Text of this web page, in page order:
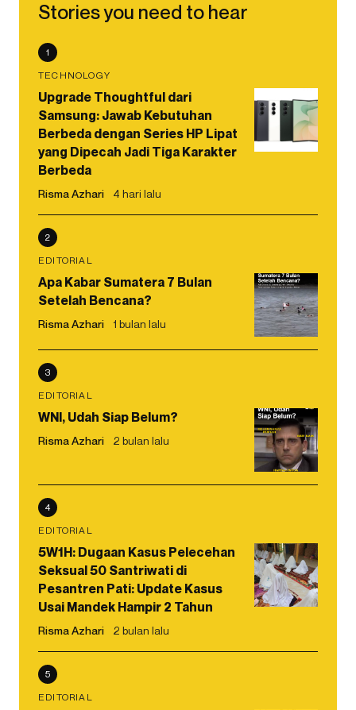
Stories you need to hear
1
TECHNOLOGY
Upgrade Thoughtful dari
Samsung: Jawab Kebutuhan
Berbeda dengan Series HP Lipat
yang Dipecah Jadi Tiga Karakter
Berbeda
Risma Azhari 4 hari lalu
2
EDITORIAL
Apa Kabar Sumatera 7 Bulan
Setelah Bencana?
Risma Azhari 1 bulan lalu
3
EDITORIAL
WNI, Udah Siap Belum?
Risma Azhari 2 bulan lalu
4
EDITORIAL
5W1H: Dugaan Kasus Pelecehan
Seksual 50 Santriwati di
Pesantren Pati: Update Kasus
Usai Mandek Hampir 2 Tahun
Risma Azhari 2 bulan lalu
5
EDITORIAL